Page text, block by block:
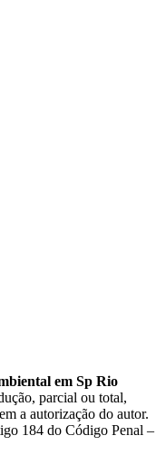
em Sp Rio
parcial ou total,
a autorização do autor.
184 do Código Penal –